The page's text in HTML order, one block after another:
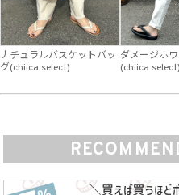
ナチュラルバスケットバッ
グ(chiica select)
ダメージホ
(chiica select)